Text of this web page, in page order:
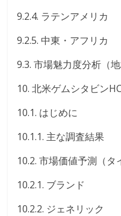
9.2.4. ラテンアメリカ
9.2.5. 中東・アフリカ
9.3. 市場魅力度分析（
10. 北米ゲムシタビン
10.1. はじめに
10.1.1. 主な調査結果
10.2. 市場価値予測（
10.2.1. ブランド
10.2.2. ジェネリック